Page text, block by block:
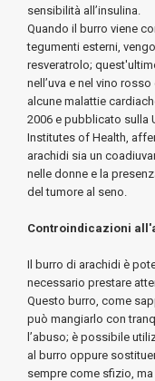
sensibilità all’insulina.
Quando il burro viene
tegumenti esterni,
resveratrolo;
nell’uva e nel vino
alcune malattie
2006 e pubblicato sulla
Institutes of Health,
arachidi sia un
nelle donne e la
del tumore al seno.
Controindicazioni
Il burro di arachidi è
necessario prestare
Questo burro, come
può mangiarlo con
l’abuso; è possibile
al burro oppure
sempre come sfizio,